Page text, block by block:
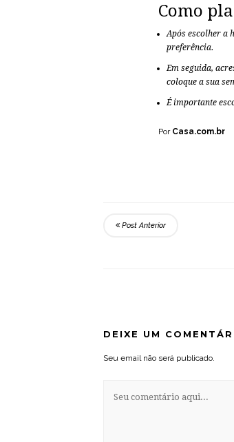
Como
Após escolher a
preferência.
Em seguida,
coloque a sua
É importante
Por Casa.com.br
Post Anterior
DEIXE UM
Seu email não será publicado.